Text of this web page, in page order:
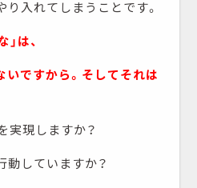
入れてしまうことです。
は、
ですから。そしてそれは
実現しますか？
動していますか？